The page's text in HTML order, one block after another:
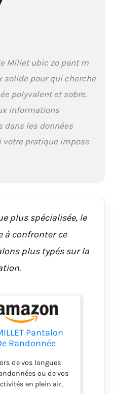
Millet ubic zo pant m
solide pour qui cherche
polyvalent et sobre.
informations
dans les données
pratique impose
plus spécialisée, le
à confronter ce
plus typés sur la
Pantalon
Randonnée
de vos longues
ou de vos
en plein air,